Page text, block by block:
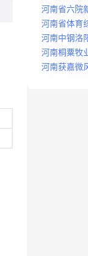
标公告
河南省六院
河南省体育
河南中钢洛
标
河南桐粟牧
河南获嘉微